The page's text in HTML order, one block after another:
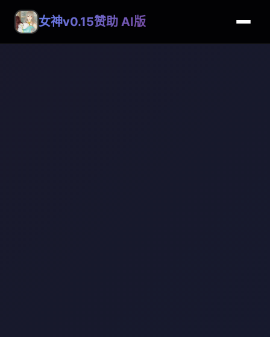
女神v0.15赞助 AI版